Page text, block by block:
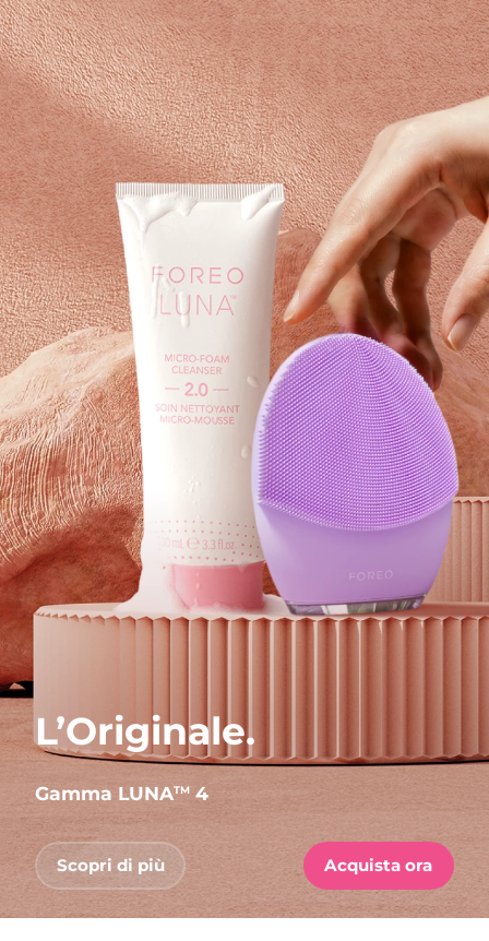
L’Originale.
Gamma LUNATM 4
Scopri di più Acquista ora